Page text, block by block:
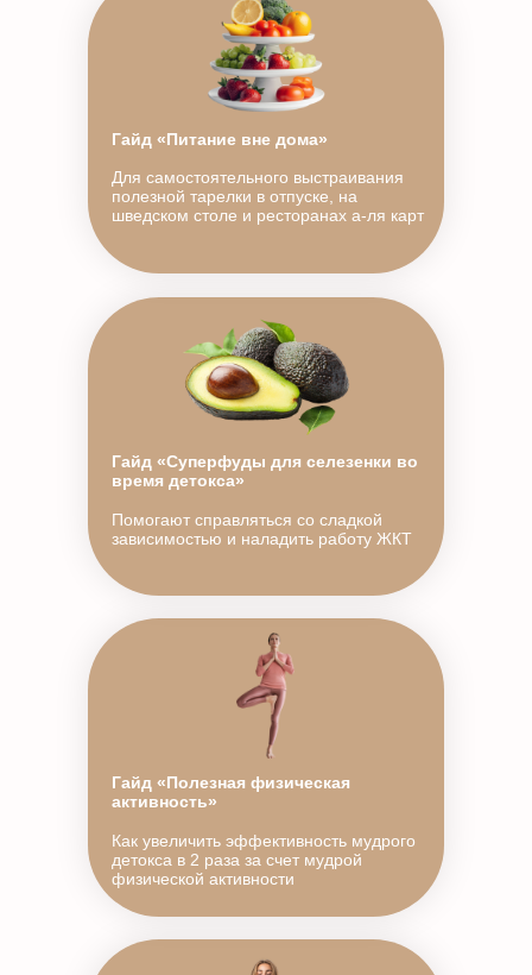
Для самостоятельного выстраивания
полезной тарелки в отпуске, на
шведском столе и ресторанах а-ля карт
Гайд «Питание вне дома»
Помогают справляться со сладкой
зависимостью и наладить работу ЖКТ
Гайд «Суперфуды для селезенки во
время детокса»
Как увеличить эффективность мудрого
детокса в 2 раза за счет мудрой
физической активности
Гайд «Полезная физическая
активность»